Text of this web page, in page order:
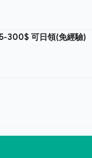
300$ 可日領(免經驗)